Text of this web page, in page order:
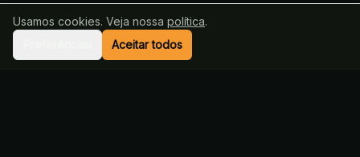
Glossário
Usamos cookies. Veja nossa política.
Aceitar todos